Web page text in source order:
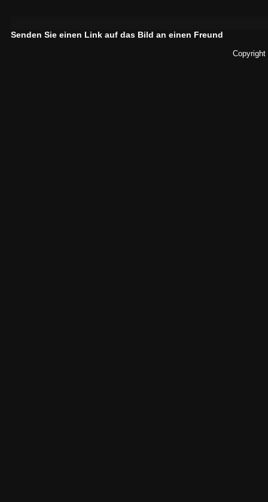
Senden Sie einen Link auf das Bild an einen Freund